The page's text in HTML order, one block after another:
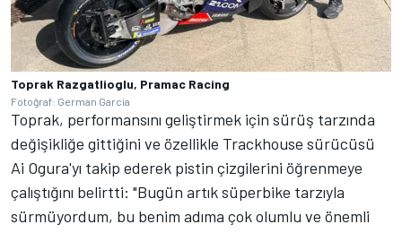
Toprak Razgatlioglu, Pramac Racing
Fotoğraf: German Garcia
Toprak, performansını geliştirmek için sürüş tarzında
değişikliğe gittiğini ve özellikle Trackhouse sürücüsü
Ai Ogura'yı takip ederek pistin çizgilerini öğrenmeye
çalıştığını belirtti: "Bugün artık süperbike tarzıyla
sürmüyordum, bu benim adıma çok olumlu ve önemli